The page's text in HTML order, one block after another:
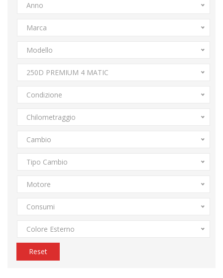
Anno
Marca
Modello
250D PREMIUM 4 MATIC
Condizione
Chilometraggio
Cambio
Tipo Cambio
Motore
Consumi
Colore Esterno
Reset